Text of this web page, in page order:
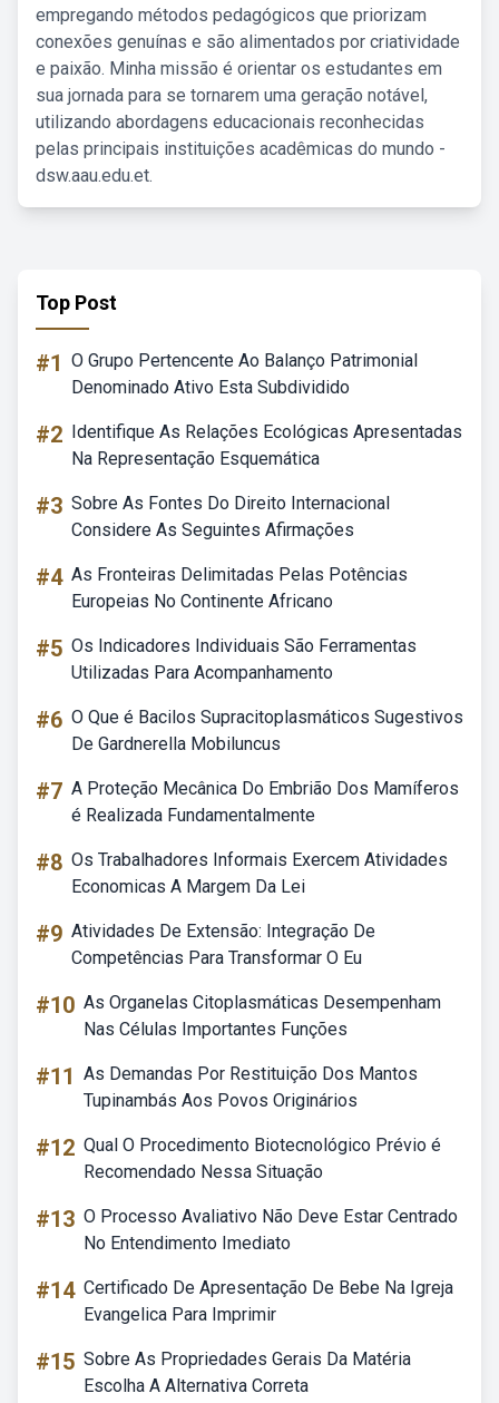
empregando métodos pedagógicos que priorizam
conexões genuínas e são alimentados por criatividade
e paixão. Minha missão é orientar os estudantes em
sua jornada para se tornarem uma geração notável,
utilizando abordagens educacionais reconhecidas
pelas principais instituições acadêmicas do mundo -
dsw.aau.edu.et.
Top Post
#1 O Grupo Pertencente Ao Balanço Patrimonial
Denominado Ativo Esta Subdividido
#2 Identifique As Relações Ecológicas Apresentadas
Na Representação Esquemática
#3 Sobre As Fontes Do Direito Internacional
Considere As Seguintes Afirmações
#4 As Fronteiras Delimitadas Pelas Potências
Europeias No Continente Africano
#5 Os Indicadores Individuais São Ferramentas
Utilizadas Para Acompanhamento
#6 O Que é Bacilos Supracitoplasmáticos Sugestivos
De Gardnerella Mobiluncus
#7 A Proteção Mecânica Do Embrião Dos Mamíferos
é Realizada Fundamentalmente
#8 Os Trabalhadores Informais Exercem Atividades
Economicas A Margem Da Lei
#9 Atividades De Extensão: Integração De
Competências Para Transformar O Eu
#10 As Organelas Citoplasmáticas Desempenham
Nas Células Importantes Funções
#11 As Demandas Por Restituição Dos Mantos
Tupinambás Aos Povos Originários
#12 Qual O Procedimento Biotecnológico Prévio é
Recomendado Nessa Situação
#13 O Processo Avaliativo Não Deve Estar Centrado
No Entendimento Imediato
#14 Certificado De Apresentação De Bebe Na Igreja
Evangelica Para Imprimir
#15 Sobre As Propriedades Gerais Da Matéria
Escolha A Alternativa Correta